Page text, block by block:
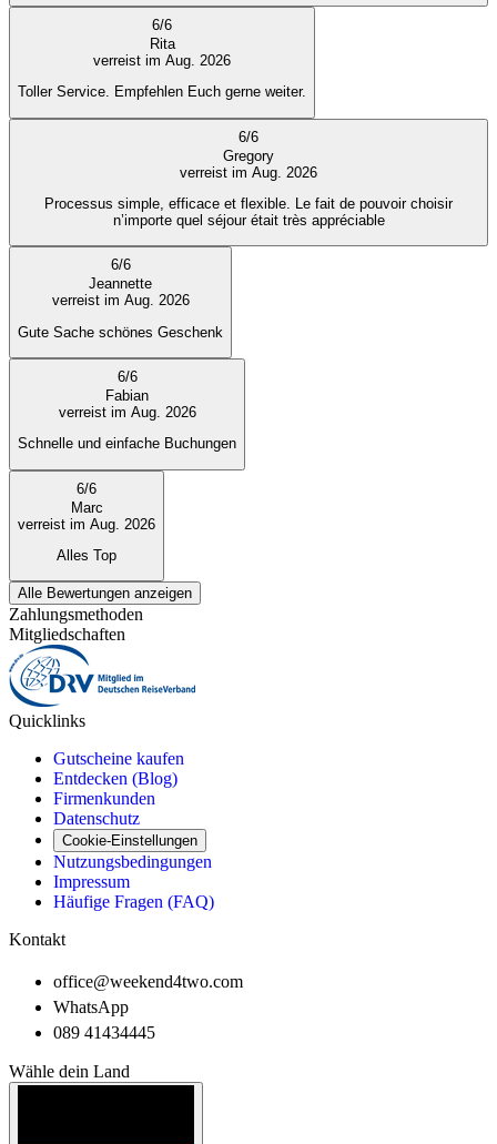
6/6
Rita
verreist im Aug. 2026
Toller Service. Empfehlen Euch gerne weiter.
6/6
Gregory
verreist im Aug. 2026
Processus simple, efficace et flexible. Le fait de pouvoir choisir
n’importe quel séjour était très appréciable
6/6
Jeannette
verreist im Aug. 2026
Gute Sache schönes Geschenk
6/6
Fabian
verreist im Aug. 2026
Schnelle und einfache Buchungen
6/6
Marc
verreist im Aug. 2026
Alles Top
Alle Bewertungen anzeigen
Zahlungsmethoden
Mitgliedschaften
Quicklinks
Gutscheine kaufen
Entdecken (Blog)
Firmenkunden
Datenschutz
Cookie-Einstellungen
Nutzungsbedingungen
Impressum
Häufige Fragen (FAQ)
Kontakt
office@weekend4two.com
WhatsApp
089 41434445
Wähle dein Land